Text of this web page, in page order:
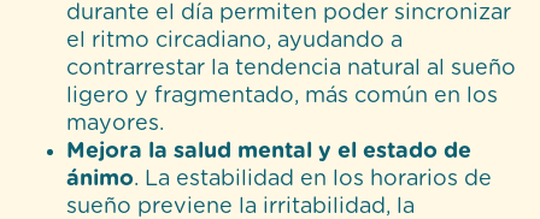
durante el día permiten poder sincronizar
el ritmo circadiano, ayudando a
contrarrestar la tendencia natural al sueño
ligero y fragmentado, más común en los
mayores.
Mejora la salud mental y el estado de
ánimo. La estabilidad en los horarios de
sueño previene la irritabilidad, la